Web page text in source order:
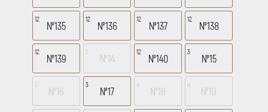
№135
12
№136
12
№137
12
№138
12
№139
12
№14
3
№140
12
№15
3
№16
3
№17
3
№18
4
№19
4